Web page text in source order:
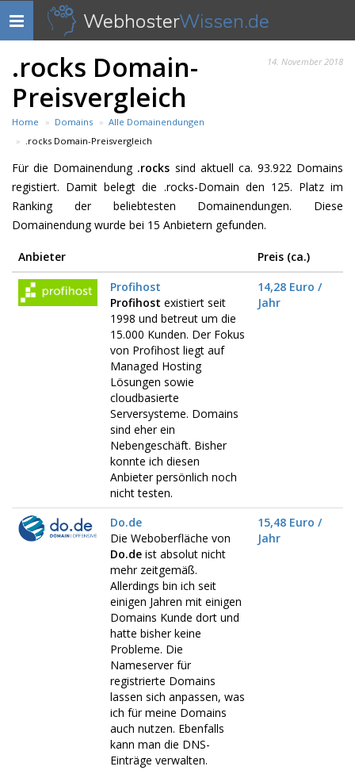
Navigation
anzeigen
WebhosterWissen.de
14. November 2018
.rocks Domain-
Preisvergleich
Home Domains
Alle Domainendungen
.rocks Domain-Preisvergleich
Für die Domainendung .rocks sind aktuell ca. 93.922 Domains
registiert. Damit belegt die .rocks-Domain den 125. Platz im
Ranking der beliebtesten Domainendungen. Diese
Domainendung wurde bei 15 Anbietern gefunden.
Anbieter
Preis (ca.)
Profihost
Profihost existiert seit
1998 und betreut um die
15.000 Kunden. Der Fokus
von Profihost liegt auf
Managed Hosting
Lösungen sowie
cloudbasierte
Serversysteme. Domains
sind eher ein
Nebengeschäft. Bisher
konnte ich diesen
Anbieter persönlich noch
nicht testen.
14,28 Euro /
Jahr
Do.de
Die Weboberfläche von
Do.de ist absolut nicht
mehr zeitgemäß.
Allerdings bin ich seit
einigen Jahren mit einigen
Domains Kunde dort und
hatte bisher keine
Probleme. Die
Nameserver für
registrierte Domains
lassen sich anpassen, was
ich für meine Domains
auch nutzen. Ebenfalls
kann man die DNS-
Einträge verwalten.
15,48 Euro /
Jahr